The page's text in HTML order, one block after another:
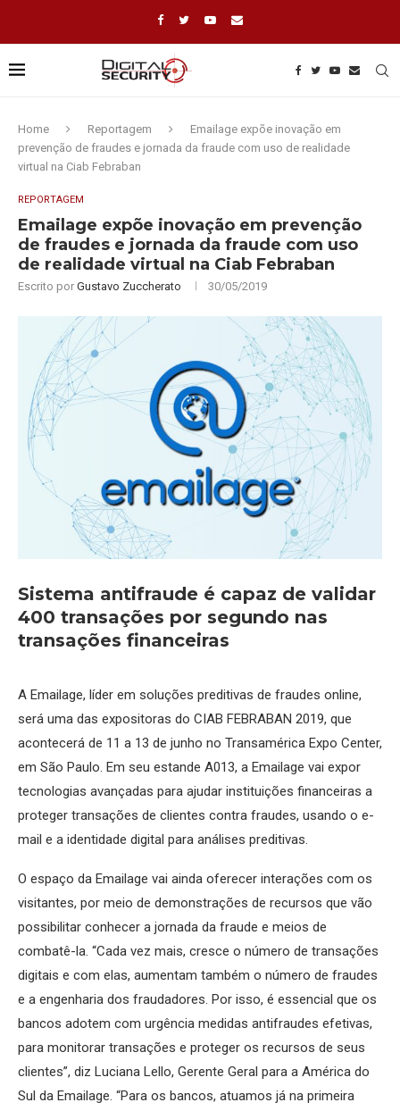
Home Reportagem
Emailage expõe inovação em
prevenção de fraudes e jornada da fraude com uso de realidade
virtual na Ciab Febraban
REPORTAGEM
Emailage expõe inovação em prevenção
de fraudes e jornada da fraude com uso
de realidade virtual na Ciab Febraban
Escrito por Gustavo Zuccherato 30/05/2019
Sistema antifraude é capaz de validar
400 transações por segundo nas
transações financeiras
A Emailage, líder em soluções preditivas de fraudes online,
será uma das expositoras do CIAB FEBRABAN 2019, que
acontecerá de 11 a 13 de junho no Transamérica Expo Center,
em São Paulo. Em seu estande A013, a Emailage vai expor
tecnologias avançadas para ajudar instituições financeiras a
proteger transações de clientes contra fraudes, usando o e-
mail e a identidade digital para análises preditivas.
O espaço da Emailage vai ainda oferecer interações com os
visitantes, por meio de demonstrações de recursos que vão
possibilitar conhecer a jornada da fraude e meios de
combatê-la. “Cada vez mais, cresce o número de transações
digitais e com elas, aumentam também o número de fraudes
e a engenharia dos fraudadores. Por isso, é essencial que os
bancos adotem com urgência medidas antifraudes efetivas,
para monitorar transações e proteger os recursos de seus
clientes”, diz Luciana Lello, Gerente Geral para a América do
Sul da Emailage. “Para os bancos, atuamos já na primeira